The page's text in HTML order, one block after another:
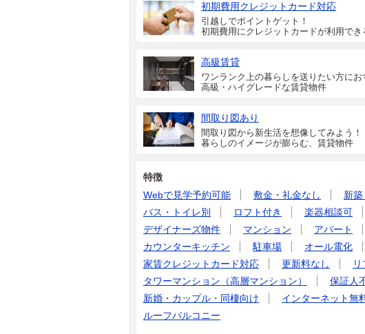
初期費用クレジットカード対応
引越しでポイントゲット！
初期費用にクレジットカードが利用でき
高級賃貸
ワンランク上の暮らしを送りたい方にお
高級・ハイグレードな賃貸物件
間取り図あり
間取り図から新生活を想像してみよう！
暮らしのイメージが膨らむ、賃貸物件
特徴
Webで見学予約可能
敷金・礼金なし 新
バス・トイレ別
ロフト付き 楽器相談可
デザイナーズ物件
マンション アパート
カウンターキッチン
駐車場 オール電化
家賃クレジットカード対応
更新料なし
タワーマンション（高層マンション）
保証人
新婚・カップル・同棲向け
インターネット無
ルーフバルコニー